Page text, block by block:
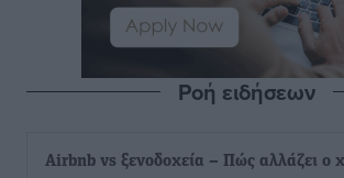
Ροή ειδήσεων
Airbnb vs ξενοδοχεία – Πώς αλλάζει ο